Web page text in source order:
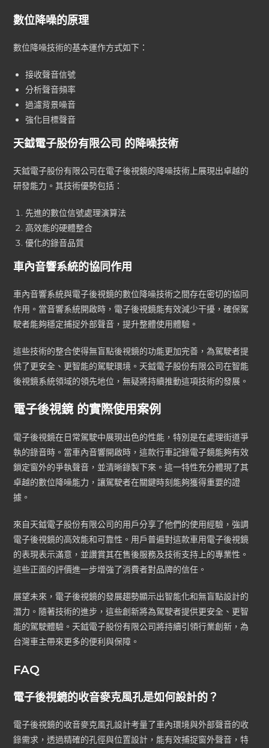
數位降噪的原理
數位降噪技術的基本運作方式如下：
接收聲音信號
分析聲音頻率
過濾背景噪音
強化目標聲音
天鉞電子股份有限公司 的降噪技術
天鉞電子股份有限公司在電子後視鏡的降噪技術上展現出卓越的
研發能力。其技術優勢包括：
先進的數位信號處理演算法
高效能的硬體整合
優化的錄音品質
車內音響系統的協同作用
車內音響系統與電子後視鏡的數位降噪技術之間存在密切的協同
作用。當音響系統開啟時，電子後視鏡能有效減少干擾，確保駕
駛者能夠穩定捕捉外部聲音，提升整體使用體驗。
這些技術的整合使得無盲點後視鏡的功能更加完善，為駕駛者提
供了更安全、更智能的駕駛環境。天鉞電子股份有限公司在智能
後視鏡系統領域的領先地位，無疑將持續推動這項技術的發展。
電子後視鏡 的實際使用案例
電子後視鏡在日常駕駛中展現出色的性能，特別是在處理街道爭
執的錄音時。當車內音響開啟時，這款行車記錄電子鏡能夠有效
鎖定窗外的爭執聲音，並清晰錄製下來。這一特性充分體現了其
卓越的數位降噪能力，讓駕駛者在關鍵時刻能夠獲得重要的證
據。
來自天鉞電子股份有限公司的用戶分享了他們的使用經驗，強調
電子後視鏡的高效能和可靠性。用戶普遍對這款車用電子後視鏡
的表現表示滿意，並讚賞其在售後服務及技術支持上的專業性。
這些正面的評價進一步增強了消費者對品牌的信任。
展望未來，電子後視鏡的發展趨勢顯示出智能化和無盲點設計的
潛力。隨著技術的進步，這些創新將為駕駛者提供更安全、更智
能的駕駛體驗。天鉞電子股份有限公司將持續引領行業創新，為
台灣車主帶來更多的便利與保障。
FAQ
電子後視鏡的收音麥克風孔是如何設計的？
電子後視鏡的收音麥克風孔設計考量了車內環境與外部聲音的收
錄需求，透過精確的孔徑與位置設計，能有效捕捉窗外聲音，特